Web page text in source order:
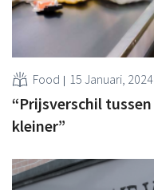
Food 15 Januari, 2024
“Prijsverschil
kleiner”